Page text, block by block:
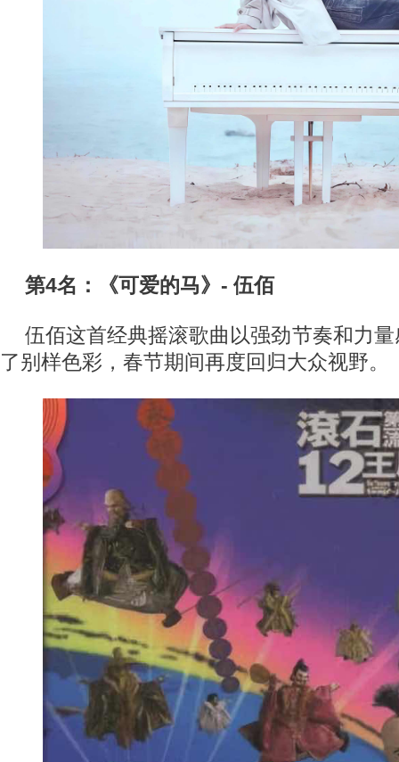
第4名：《可爱的马》- 伍佰
伍佰这首经典摇滚歌曲以强劲节奏和力
了别样色彩，春节期间再度回归大众视野。